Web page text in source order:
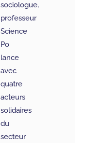
sociologue,
professeur
Science
Po
lance
avec
quatre
acteurs
solidaires
du
secteur